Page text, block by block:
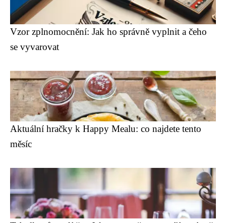
Vzor zplnomocnění: Jak ho správně vyplnit a čeho
se vyvarovat
Aktuální hračky k Happy Mealu: co najdete tento
měsíc